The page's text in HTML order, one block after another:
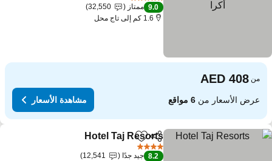
9.0 ممتاز
32,550
1.6 كم إلى تاج محل
من
عرض الأسعار من6 مواقع مشاهدة الأسعار
مشاركةAdd to favorites
Hotel Taj Resorts
8.2 جيد جدًا
12,541